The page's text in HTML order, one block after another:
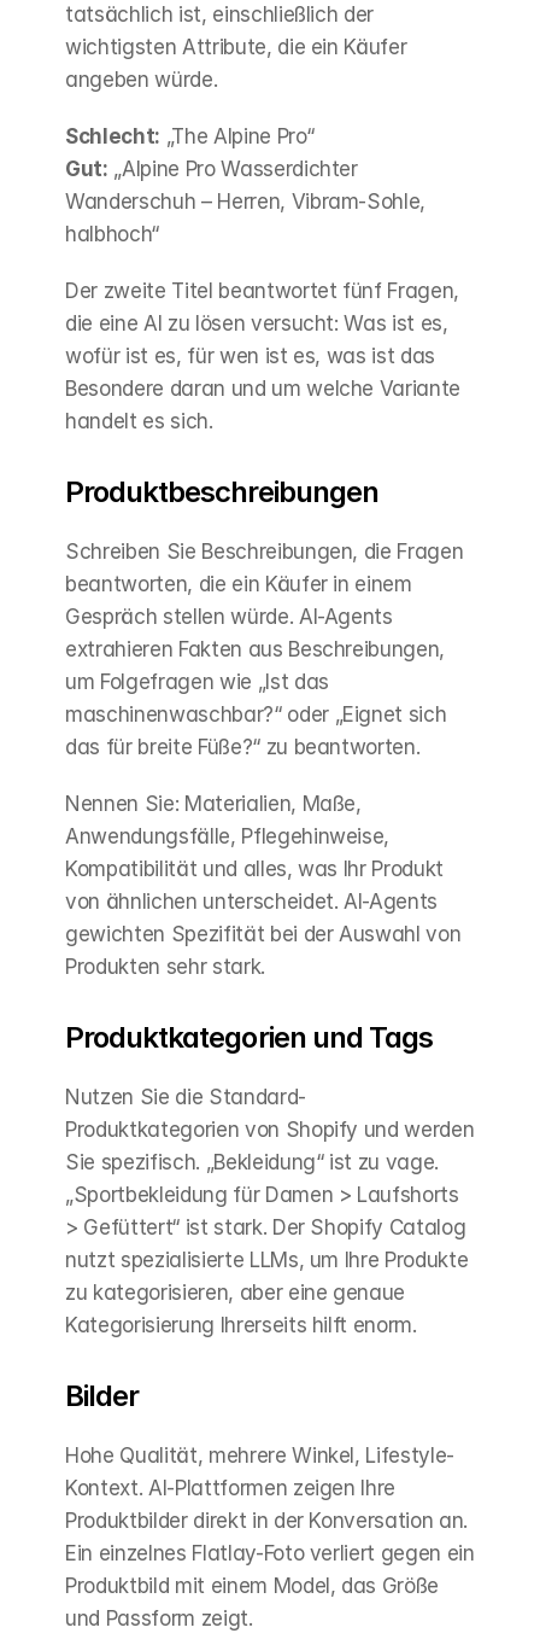
tatsächlich ist, einschließlich der
wichtigsten Attribute, die ein Käufer
angeben würde.
Schlecht: „The Alpine Pro“
Gut: „Alpine Pro Wasserdichter
Wanderschuh – Herren, Vibram-Sohle,
halbhoch“
Der zweite Titel beantwortet fünf Fragen,
die eine AI zu lösen versucht: Was ist es,
wofür ist es, für wen ist es, was ist das
Besondere daran und um welche Variante
handelt es sich.
Produktbeschreibungen
Schreiben Sie Beschreibungen, die Fragen
beantworten, die ein Käufer in einem
Gespräch stellen würde. AI-Agents
extrahieren Fakten aus Beschreibungen,
um Folgefragen wie „Ist das
maschinenwaschbar?“ oder „Eignet sich
das für breite Füße?“ zu beantworten.
Nennen Sie: Materialien, Maße,
Anwendungsfälle, Pflegehinweise,
Kompatibilität und alles, was Ihr Produkt
von ähnlichen unterscheidet. AI-Agents
gewichten Spezifität bei der Auswahl von
Produkten sehr stark.
Produktkategorien und Tags
Nutzen Sie die Standard-
Produktkategorien von Shopify und werden
Sie spezifisch. „Bekleidung“ ist zu vage.
„Sportbekleidung für Damen > Laufshorts
> Gefüttert“ ist stark. Der Shopify Catalog
nutzt spezialisierte LLMs, um Ihre Produkte
zu kategorisieren, aber eine genaue
Kategorisierung Ihrerseits hilft enorm.
Bilder
Hohe Qualität, mehrere Winkel, Lifestyle-
Kontext. AI-Plattformen zeigen Ihre
Produktbilder direkt in der Konversation an.
Ein einzelnes Flatlay-Foto verliert gegen ein
Produktbild mit einem Model, das Größe
und Passform zeigt.